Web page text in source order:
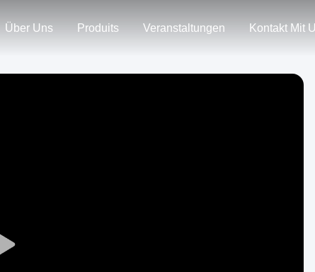
Über Uns Produits Veranstaltungen Kontakt Mit
Play